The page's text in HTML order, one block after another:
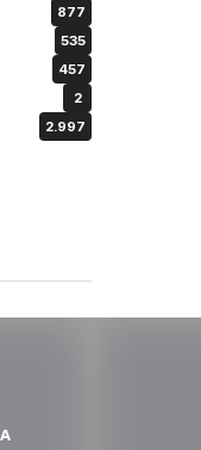
877
535
457
2
2.997